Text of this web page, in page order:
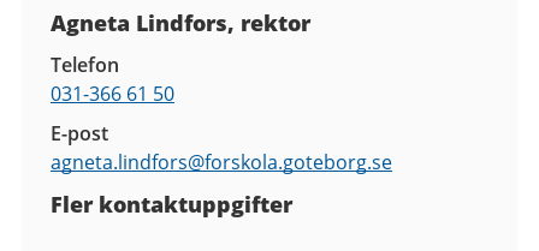
Agneta Lindfors, rektor
Telefon
031-366 61 50
E-post
agneta.lindfors@forskola.goteborg.se
Fler kontaktuppgifter